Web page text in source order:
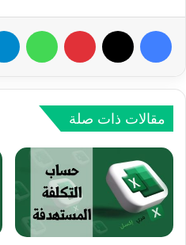
فيسبوك بينتيريست
مقالات ذات صلة